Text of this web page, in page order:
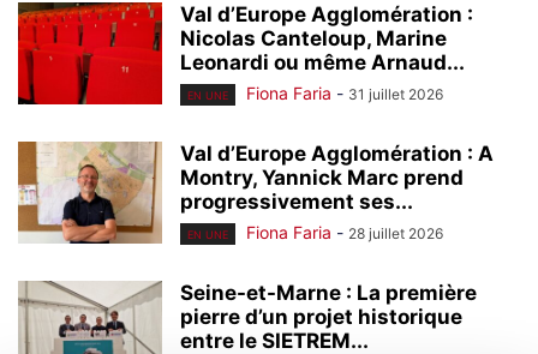
Val d’Europe Agglomération :
Nicolas Canteloup, Marine
Leonardi ou même Arnaud...
EN UNE Fiona Faria - 31 juillet 2026
Val d’Europe Agglomération : A
Montry, Yannick Marc prend
progressivement ses...
EN UNE Fiona Faria - 28 juillet 2026
Seine-et-Marne : La première
pierre d’un projet historique
entre le SIETREM...